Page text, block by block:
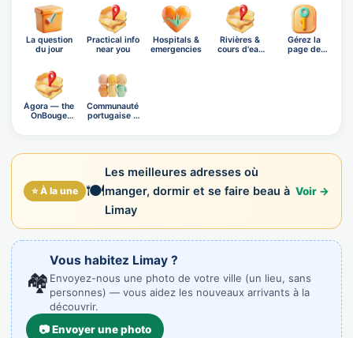
La question
du jour
Practical info
near you
Hospitals &
emergencies
Rivières &
cours d'eau
Gérez la
page de
Ágora — the
OnBouge
Communauté
portugaise à
⭐ À la une 🍽️
Les meilleures adresses où
manger, dormir et se faire beau à
Limay
Voir →
🏘️
Vous habitez Limay ?
Envoyez-nous une photo de votre ville (un lieu, sans
personnes) — vous aidez les nouveaux arrivants à la
découvrir.
📷 Envoyer une photo